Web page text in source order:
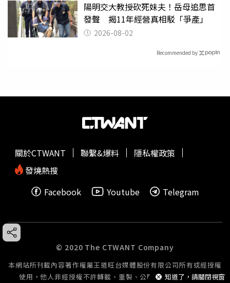
陽明交大教授砍死妹夫！岳母追思首
發聲 揭11年經營真相駁「爭產」
2026-08-02
Recommended by
知道了，請關閉視窗
關於CTWANT 聯繫&爆料
隱私權政策
發燒熱搜
Facebook
Youtube Telegram
© 2020 The CTWANT Company
本網站所刊載內容著作權屬王道旺台媒體股份有限公司所有或經授權
使用，他人非經授權不許轉載、重製、公開播送或公開傳輸。